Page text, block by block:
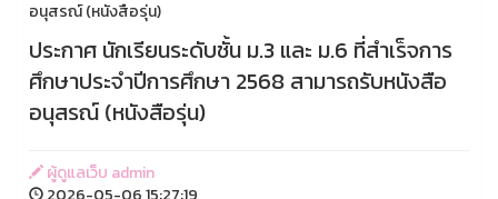
อนุสรณ์ (หนังสือรุ่น)
ประกาศ นักเรียนระดับชั้น ม.3 และ ม.6 ที่สำเร็จการ
ศึกษาประจำปีการศึกษา 2568 สามารถรับหนังสือ
อนุสรณ์ (หนังสือรุ่น)
ผู้ดูแลเว็บ admin